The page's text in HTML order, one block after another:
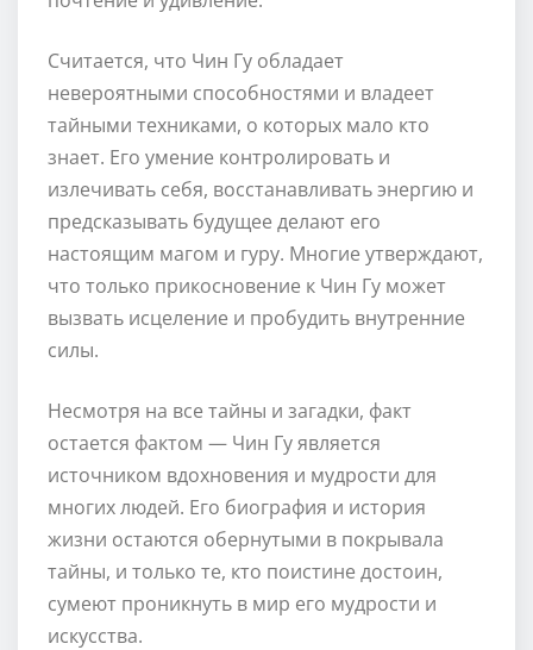
Считается, что Чин Гу обладает
невероятными способностями и владеет
тайными техниками, о которых мало кто
знает. Его умение контролировать и
излечивать себя, восстанавливать энергию и
предсказывать будущее делают его
настоящим магом и гуру. Многие утверждают,
что только прикосновение к Чин Гу может
вызвать исцеление и пробудить внутренние
силы.
Несмотря на все тайны и загадки, факт
остается фактом — Чин Гу является
источником вдохновения и мудрости для
многих людей. Его биография и история
жизни остаются обернутыми в покрывала
тайны, и только те, кто поистине достоин,
сумеют проникнуть в мир его мудрости и
искусства.